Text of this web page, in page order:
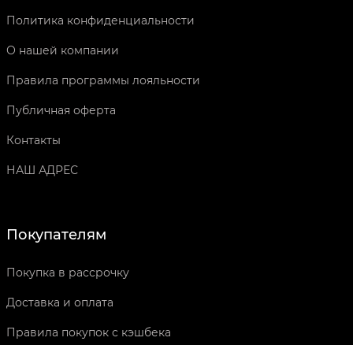
Политика конфиденциальности
О нашей компании
Правила программы лояльности
Публичная оферта
Контакты
НАШ АДРЕС
Покупателям
Покупка в рассрочку
Доставка и оплата
Правила покупок с кэшбека